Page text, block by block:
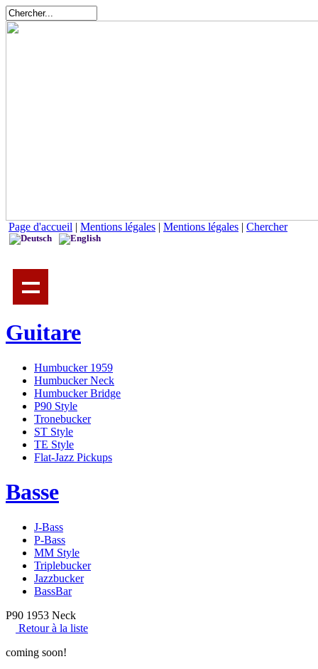
Page d'accueil | Mentions légales | Mentions légales | Chercher
Guitare
Humbucker 1959
Humbucker Neck
Humbucker Bridge
P90 Style
Tronebucker
ST Style
TE Style
Flat-Jazz Pickups
Basse
J-Bass
P-Bass
MM Style
Triplebucker
Jazzbucker
BassBar
P90 1953 Neck
Retour à la liste
coming soon!